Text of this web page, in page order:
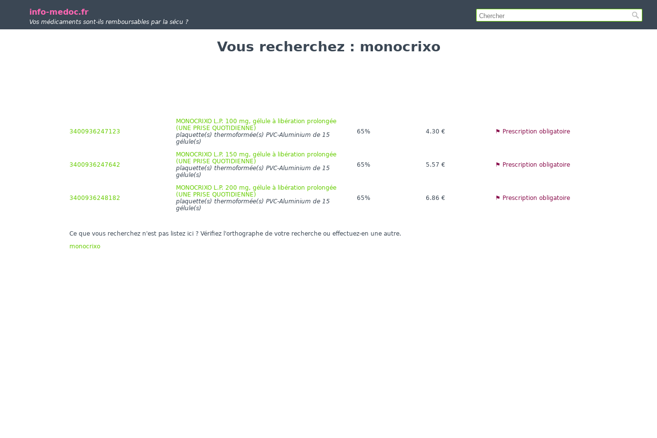
info-medoc.fr
Vos médicaments sont-ils remboursables par la sécu ?
Vous recherchez : monocrixo
3400936247123
MONOCRIXO L.P. 100 mg, gélule à libération prolongée
(UNE PRISE QUOTIDIENNE)
plaquette(s) thermoformée(s) PVC-Aluminium de 15
gélule(s)
65% 4.30 € ⚑ Prescription obligatoire
3400936247642
MONOCRIXO L.P. 150 mg, gélule à libération prolongée
(UNE PRISE QUOTIDIENNE)
plaquette(s) thermoformée(s) PVC-Aluminium de 15
gélule(s)
65% 5.57 € ⚑ Prescription obligatoire
3400936248182
MONOCRIXO L.P. 200 mg, gélule à libération prolongée
(UNE PRISE QUOTIDIENNE)
plaquette(s) thermoformée(s) PVC-Aluminium de 15
gélule(s)
65% 6.86 € ⚑ Prescription obligatoire
Ce que vous recherchez n'est pas listez ici ? Vérifiez l'orthographe de votre recherche ou effectuez-en une autre.
monocrixo